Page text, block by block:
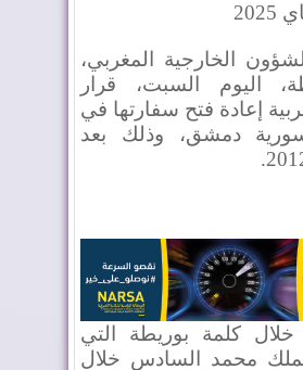
الخارجية المغربي،
اليوم السبت، قرار
إعادة فتح سفارتها في
دمشق، وذلك بعد
خلال كلمة بوريطة التي
محمد السادس خلال